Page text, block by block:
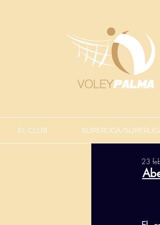
EL CLUB SUPERLIGA/
23